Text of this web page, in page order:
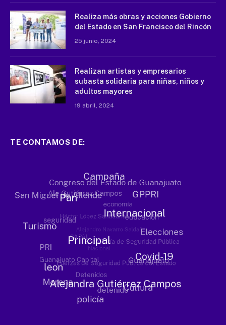
Realiza más obras y acciones Gobierno
del Estado en San Francisco del Rincón
25 junio, 2024
Realizan artistas y empresarios
subasta solidaria para niñas, niños y
adultos mayores
19 abril, 2024
TE CONTAMOS DE: